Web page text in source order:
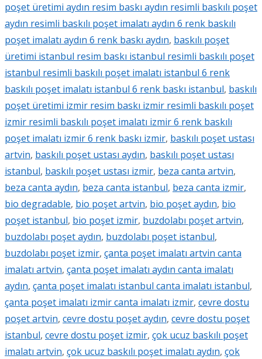
poşet üretimi aydın resim baskı aydın resimli baskılı poşet
aydın resimli baskılı poşet imalatı aydın 6 renk baskılı
poşet imalatı aydın 6 renk baskı aydın, baskılı poşet
üretimi istanbul resim baskı istanbul resimli baskılı poşet
istanbul resimli baskılı poşet imalatı istanbul 6 renk
baskılı poşet imalatı istanbul 6 renk baskı istanbul, baskılı
poşet üretimi izmir resim baskı izmir resimli baskılı poşet
izmir resimli baskılı poşet imalatı izmir 6 renk baskılı
poşet imalatı izmir 6 renk baskı izmir, baskılı poşet ustası
artvin, baskılı poşet ustası aydın, baskılı poşet ustası
istanbul, baskılı poşet ustası izmir, beza canta artvin,
beza canta aydın, beza canta istanbul, beza canta izmir,
bio degradable, bio poşet artvin, bio poşet aydın, bio
poşet istanbul, bio poşet izmir, buzdolabı poşet artvin,
buzdolabı poşet aydın, buzdolabı poşet istanbul,
buzdolabı poşet izmir, çanta poşet imalatı artvin canta
imalatı artvin, çanta poşet imalatı aydın canta imalatı
aydın, çanta poşet imalatı istanbul canta imalatı istanbul,
çanta poşet imalatı izmir canta imalatı izmir, cevre dostu
poşet artvin, cevre dostu poşet aydın, cevre dostu poşet
istanbul, cevre dostu poşet izmir, çok ucuz baskılı poşet
imalatı artvin, çok ucuz baskılı poşet imalatı aydın, çok